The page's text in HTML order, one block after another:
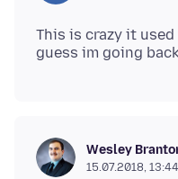
This is crazy it
Wesley
15.07.2018, 13:44